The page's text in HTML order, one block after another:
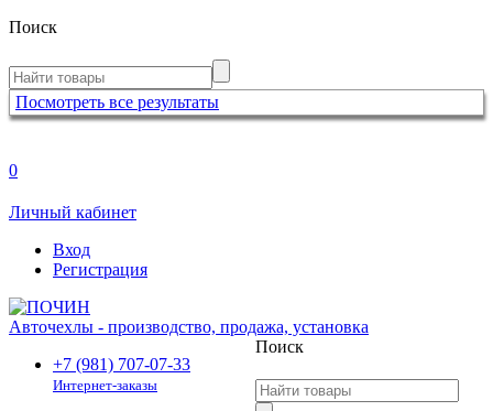
Поиск
Посмотреть все результаты
0
Личный кабинет
Вход
Регистрация
Авточехлы - производство, продажа, установка
+7 (981) 707-07-33
Интернет-заказы
Поиск